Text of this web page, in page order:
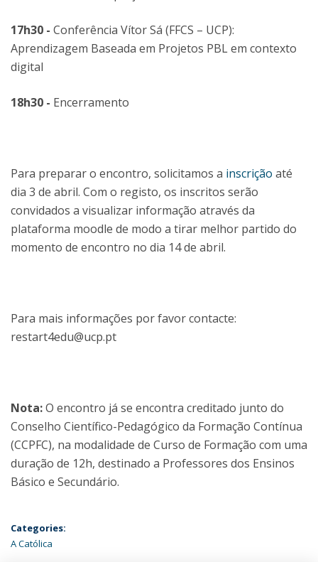
17h30 - Conferência Vítor Sá (FFCS – UCP):
Aprendizagem Baseada em Projetos PBL em contexto
digital
18h30 - Encerramento
Para preparar o encontro, solicitamos a inscrição até
dia 3 de abril. Com o registo, os inscritos serão
convidados a visualizar informação através da
plataforma moodle de modo a tirar melhor partido do
momento de encontro no dia 14 de abril.
Para mais informações por favor contacte:
restart4edu@ucp.pt
Nota:O encontro já se encontra creditado junto do
Conselho Científico-Pedagógico da Formação Contínua
(CCPFC), na modalidade de Curso de Formação com uma
duração de 12h, destinado a Professores dos Ensinos
Básico e Secundário.
Categories:
A Católica